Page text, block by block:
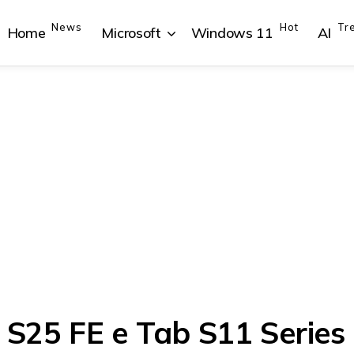
Home News Microsoft Windows 11 Hot AI
FE e Tab S11 Series